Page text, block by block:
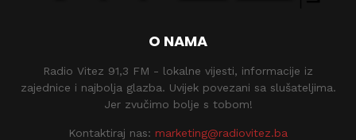
O NAMA
Radio Vitez 91,3 FM - lokalne vijesti, informacije iz
zajednice i najbolja glazba. Uvijek povezani sa slušateljima.
Jer zvučimo bolje s tobom!
Kontaktiraj nas: marketing@radiovitez.ba